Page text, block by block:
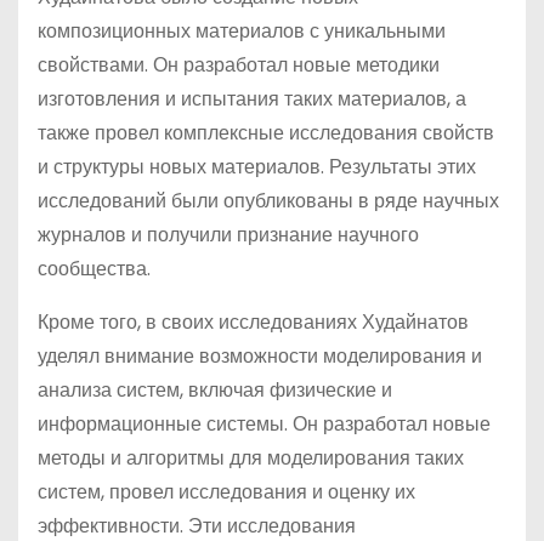
композиционных материалов с уникальными
свойствами. Он разработал новые методики
изготовления и испытания таких материалов, а
также провел комплексные исследования свойств
и структуры новых материалов. Результаты этих
исследований были опубликованы в ряде научных
журналов и получили признание научного
сообщества.
Кроме того, в своих исследованиях Худайнатов
уделял внимание возможности моделирования и
анализа систем, включая физические и
информационные системы. Он разработал новые
методы и алгоритмы для моделирования таких
систем, провел исследования и оценку их
эффективности. Эти исследования